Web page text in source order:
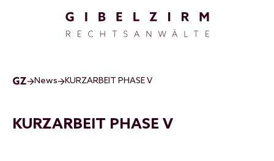
News KURZARBEIT PHASE V
KURZARBEIT PHASE V